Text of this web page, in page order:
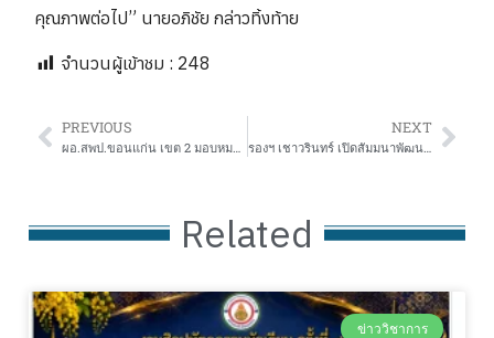
คุณภาพต่อไป” นายอภิชัย กล่าวทิ้งท้าย
จำนวนผู้เข้าชม : 248
PREVIOUS
ผอ.สพป.ขอนแก่น เขต 2 มอบหมายรองฯ บรรพจน์ เป็นประธานคัดเลือกผลงาน Best I-STEAM Independent Inquiry Project
NEXT
รองฯ เชาวรินทร์ เปิดสัมมนาพัฒนาศักยภาพบุคลากร มุ่งเน้นเสริมสมรรถนะการทำงานและธรรมาภิบาล เพื่อประสิทธิภาพสูงสุดขององค์กร
Related
ข่าววิชาการ